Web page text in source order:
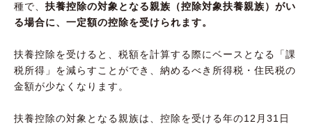
種で、 扶養控除の対象となる親族（控除対象扶養親族）がい
る場合に、一定額の控除を受けられます。
扶養控除を受けると、税額を計算する際にベースとなる「課
税所得」を減らすことができ、納めるべき所得税・住民税の
金額が少なくなります。
扶養控除の対象となる親族は、控除を受ける年の12月31日